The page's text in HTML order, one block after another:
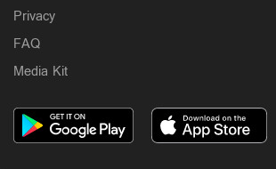
Privacy
FAQ
Media Kit